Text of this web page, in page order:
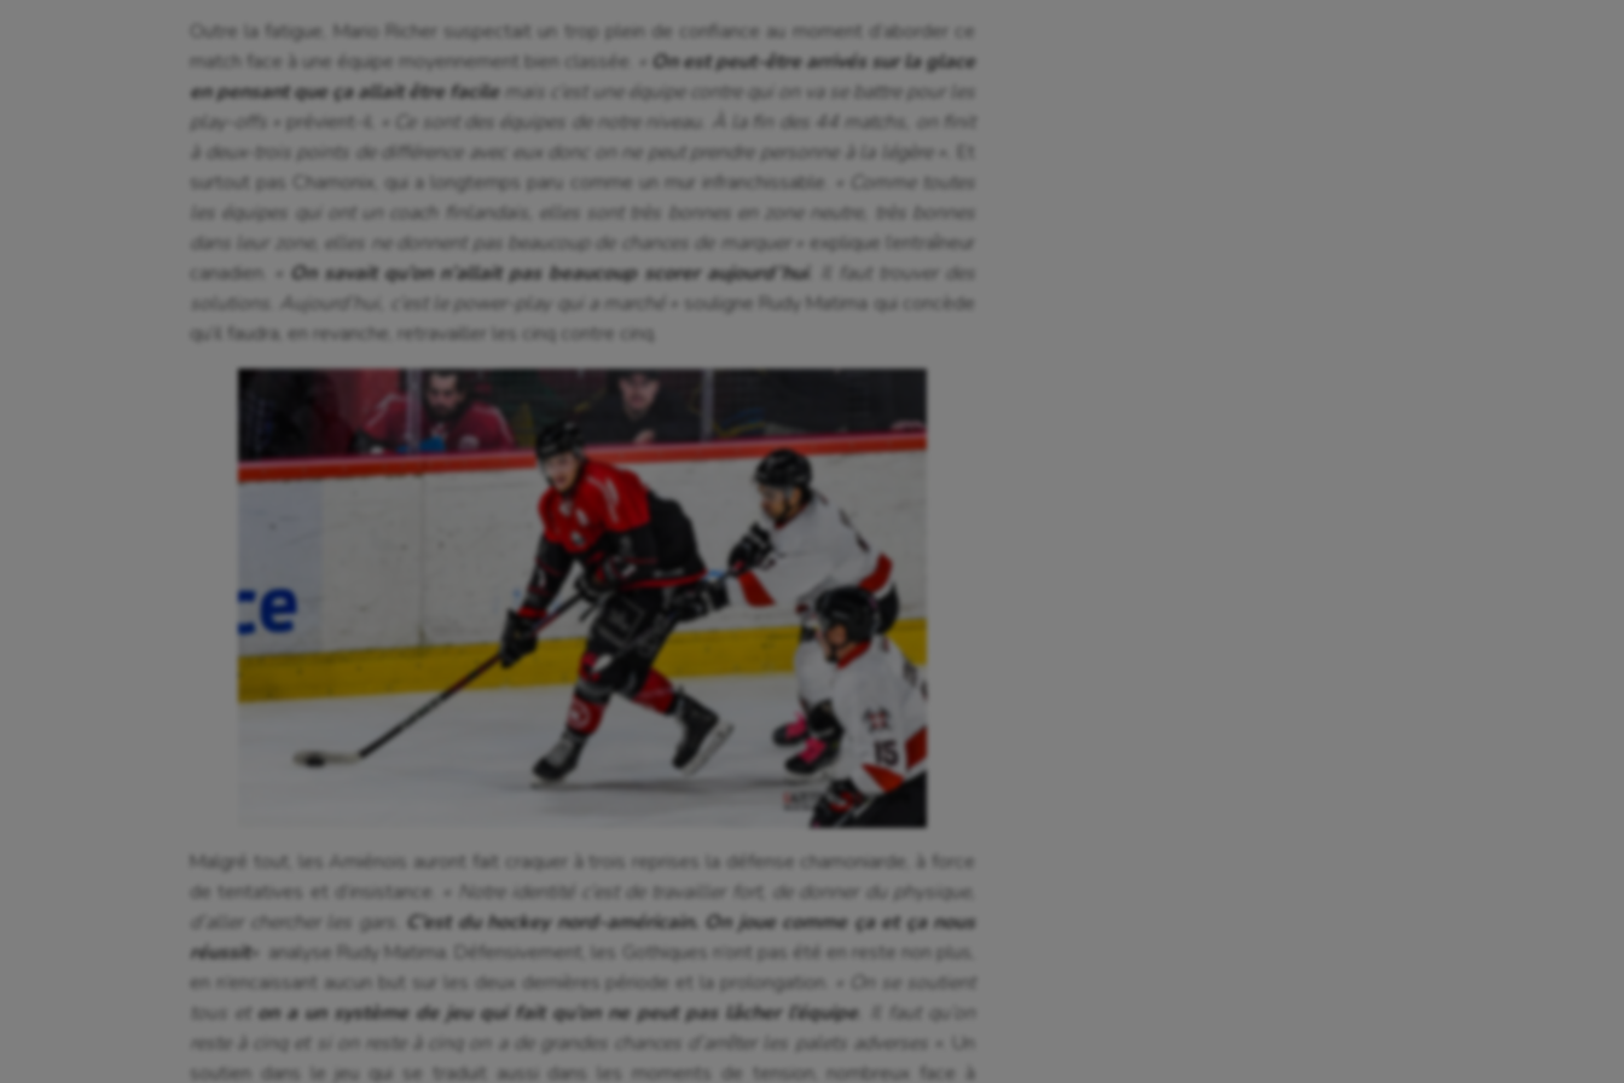
Outre la fatigue, Mario Richer suspectait un trop plein de confiance au moment d’aborder ce
match face à une équipe moyennement bien classée.
On est peut-être arrivés sur la glace
en pensant que ça allait être facilemais c’est une équipe contre qui on va se battre pour les
play-offs » prévient-il.
« Ce sont des équipes de notre niveau. À la fin des 44 matchs, on finit
à deux-trois points de différence avec eux donc on ne peut prendre personne à la légère ».
surtout pas Chamonix, qui a longtemps paru comme un mur infranchissable.
« Comme toutes
les équipes qui ont un coach finlandais, elles sont très bonnes en zone neutre, très bonnes
dans leur zone, elles ne donnent pas beaucoup de chances de marquer »
explique l’entraîneur
canadien.
On savait qu’on n’allait pas beaucoup scorer aujourd’hui . Il faut trouver des
solutions. Aujourd’hui, c’est le power-play qui a marché »
souligne Rudy Matima qui concède
qu’il faudra, en revanche, retravailler les cinq contre cinq.
Malgré tout, les Amiénois auront fait craquer à trois reprises la défense chamoniarde, à force
de tentatives et d’insistance.
« Notre identité c’est de travailler fort, de donner du physique,
d’aller chercher les gars. C’est du hockey nord-américain. On joue comme ça et ça nous
réussit« analyse Rudy Matima. Défensivement, les Gothiques n’ont pas été en reste non plus,
en n’encaissant aucun but sur les deux dernières période et la prolongation.
« On se soutient
tous et on a un système de jeu qui fait qu’on ne peut pas lâcher l’équipe. Il faut qu’on
reste à cinq et si on reste à cinq on a de grandes chances d’arrêter les palets adverses »
. Un
soutien dans le jeu qui se traduit aussi dans les moments de tension, nombreux face à